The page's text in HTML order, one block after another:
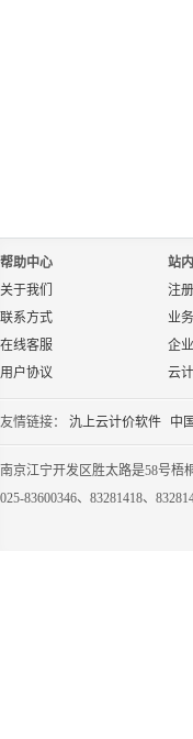
帮助中心
关于我们
联系方式
在线客服
用户协议
站
注
业
企
云
友情链接： 氿上云计价软件 中
南京江宁开发区胜太路是58号梧
025-83600346、83281418、